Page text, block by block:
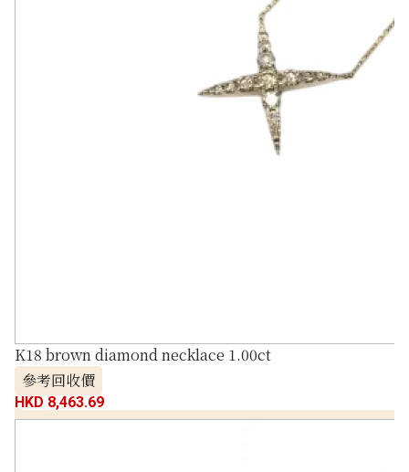
K18 brown diamond necklace 1.00ct
參考回收價
HKD 8,463.69